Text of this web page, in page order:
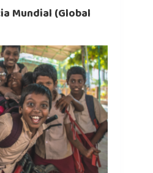
Mundial (Global